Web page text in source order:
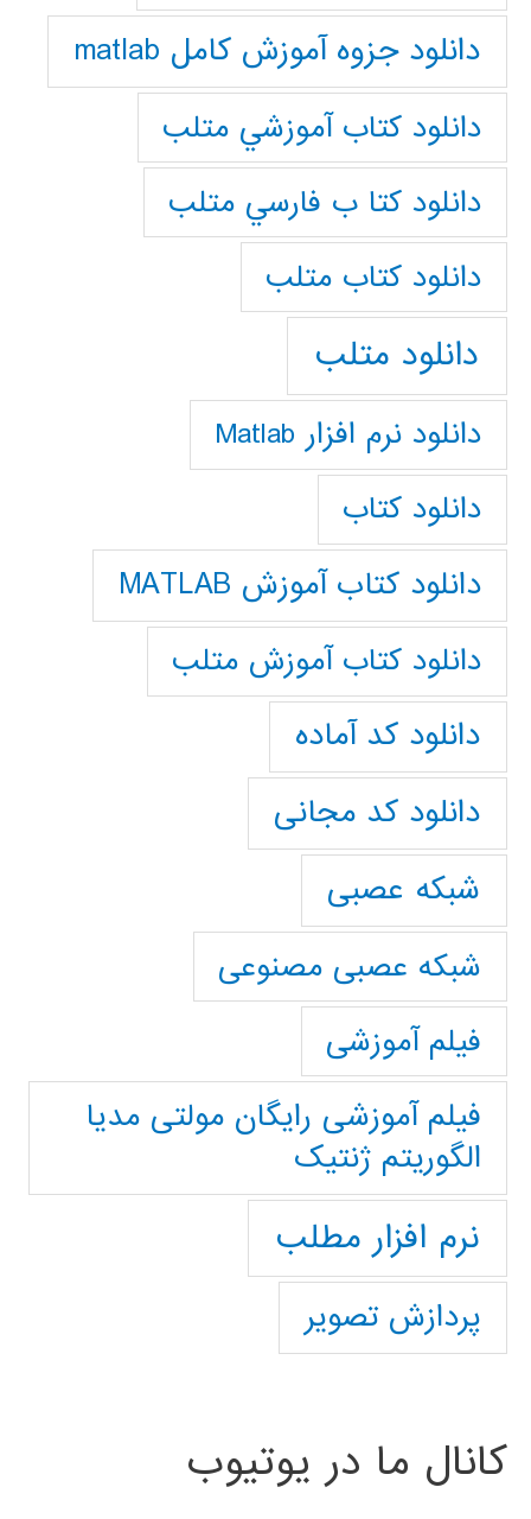
دانلود جزوه آموزش کامل matlab
دانلود كتاب آموزشي متلب
دانلود كتا ب فارسي متلب
دانلود كتاب متلب
دانلود متلب
دانلود نرم افزار Matlab
دانلود کتاب
دانلود کتاب آموزش MATLAB
دانلود کتاب آموزش متلب
دانلود کد آماده
دانلود کد مجانی
شبکه عصبی
شبکه عصبی مصنوعی
فیلم آموزشی
فیلم آموزشی رایگان مولتی مدیا
الگوریتم ژنتیک
نرم افزار مطلب
پردازش تصویر
کانال ما در یوتیوب